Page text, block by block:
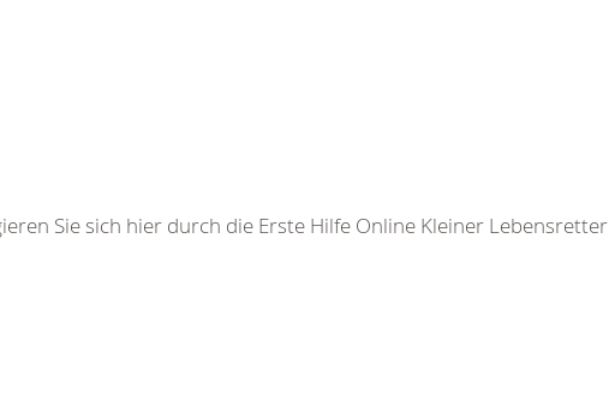
Sie sich hier durch die Erste Hilfe Online Kleiner Lebensretter